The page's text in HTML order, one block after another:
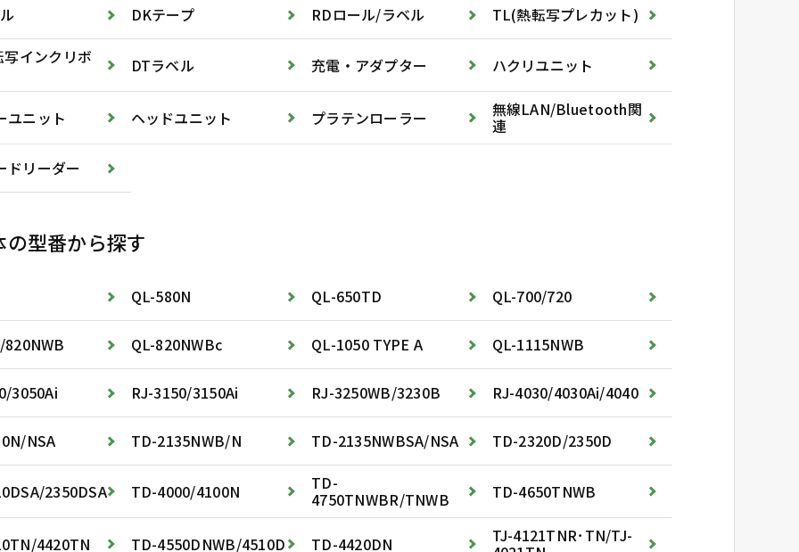
DKテープ RDロール/ラベル
TL(熱転写プレカット)
インクリボ
DTラベル 充電・アダプター ハクリユニット
ユニット ヘッドユニット プラテンローラー 無線LAN/Bluetooth関
連
ドリーダー
の型番から探す
QL-580N QL-650TD QL-700/720
QL-820NWBc QL-1050 TYPE A QL-1115NWB
3050Ai RJ-3150/3150Ai RJ-3250WB/3230B RJ-4030/4030Ai/4040
NSA TD-2135NWB/N TD-2135NWBSA/NSA TD-2320D/2350D
2350DSA TD-4000/4100N TD-
4750TNWBR/TNWB TD-4650TNWB
4420TN TD-4550DNWB/4510D TD-4420DN TJ-4121TNR･TN/TJ-